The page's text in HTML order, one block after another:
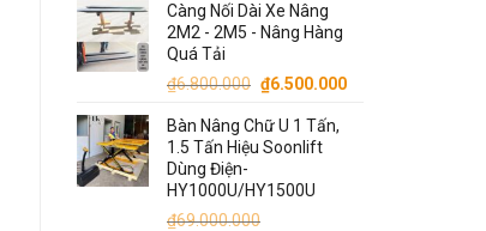
là:
₫7.500.000.
Càng Nối Dài Xe Nâng
2M2 - 2M5 - Nâng Hàng
Quá Tải
₫6.800.000 Giá
là:
₫6.800.000.
₫6.500.000Giá
Bàn Nâng Chữ U 1 Tấn,
1.5 Tấn Hiệu Soonlift
Dùng Điện-
HY1000U/HY1500U
₫69.000.000